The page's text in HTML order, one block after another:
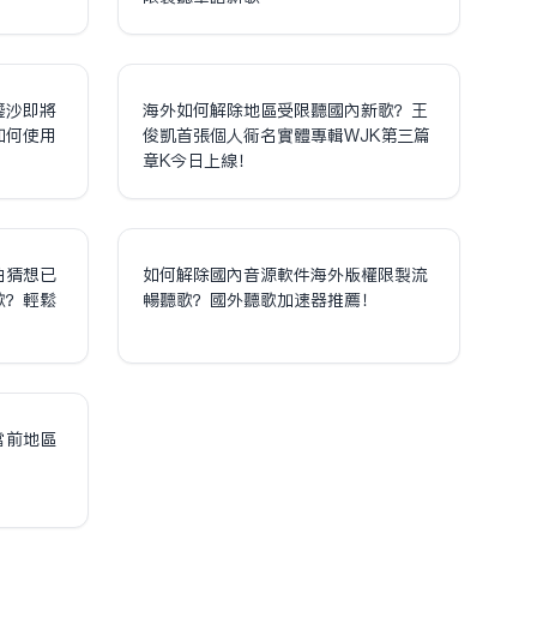
沙即將
何使用
海外如何解除地區受限聽國內新歌？王
俊凱首張個人同名實體專輯WJK第三篇
章K今日上線！
猜想已
？輕鬆
如何解除國內音源軟件海外版權限制流
暢聽歌？國外聽歌加速器推薦！
前地區